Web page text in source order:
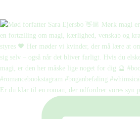
Er du klar til en roman, der udfordrer vores syn p